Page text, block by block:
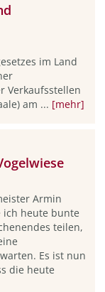
im Land
Verkaufsstellen
am ... [mehr]
Armin
ich heute bunte
teilen,
Es ist nun
die heute